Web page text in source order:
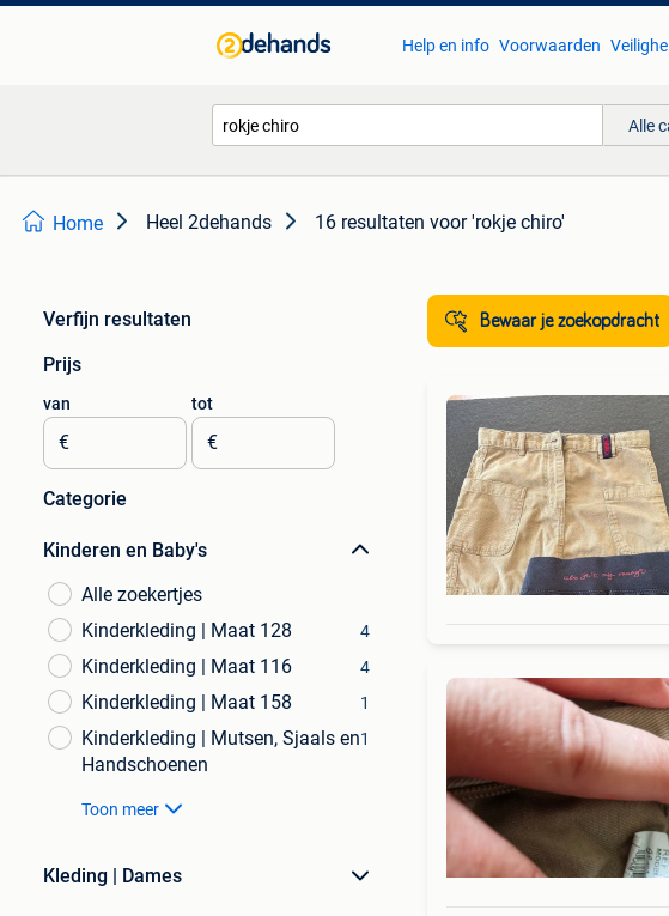
Help en info Voorwaarden
Alle
Home Heel 2dehands 16 resultaten voor 'rokje chiro'
Verfijn resultaten
Prijs
van
€
tot
€
Categorie
Kinderen en Baby's
Alle zoekertjes
Kinderkleding | Maat 128
4
Kinderkleding | Maat 116 4
Kinderkleding | Maat 158 1
Kinderkleding | Mutsen, Sjaals en
Handschoenen
1
Toon meer
Kleding | Dames
Bewaar je zoekopdracht